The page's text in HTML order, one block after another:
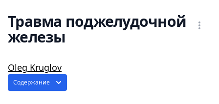
Травма поджелудочной
железы
Oleg Kruglov
Содержание